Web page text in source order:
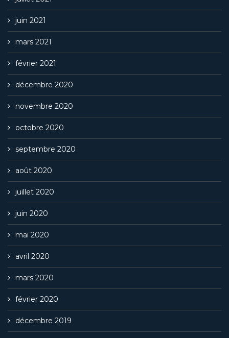
juin 2021
mars 2021
février 2021
décembre 2020
novembre 2020
octobre 2020
septembre 2020
août 2020
juillet 2020
juin 2020
mai 2020
avril 2020
mars 2020
février 2020
décembre 2019